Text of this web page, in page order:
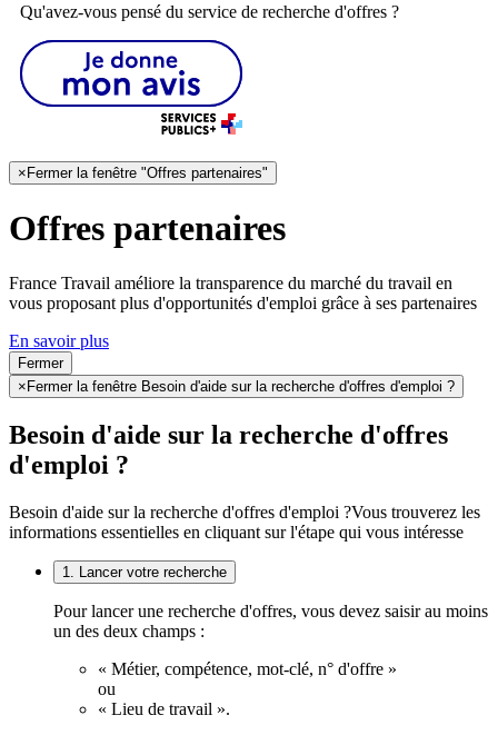
Qu'avez-vous pensé du service de recherche d'offres ?
× Fermer la fenêtre "Offres partenaires"
Offres partenaires
France Travail améliore la transparence du marché du travail en
vous proposant plus d'opportunités d'emploi grâce à ses partenaires
En savoir plus
Fermer
× Fermer la fenêtre Besoin d'aide sur la recherche d'offres d'emploi ?
Besoin d'aide sur la recherche d'offres
d'emploi ?
Besoin d'aide sur la recherche d'offres d'emploi ?Vous trouverez les
informations essentielles en cliquant sur l'étape qui vous intéresse
1. Lancer votre recherche
Pour lancer une recherche d'offres, vous devez saisir au moins
un des deux champs :
« Métier, compétence, mot-clé, n° d'offre »
ou
« Lieu de travail ».